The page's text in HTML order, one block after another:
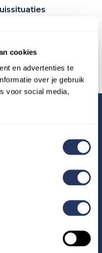
cookies
en advertenties te
over je gebruik
voor social media,
aan een
Dat komt
Beep for
maar effectieve